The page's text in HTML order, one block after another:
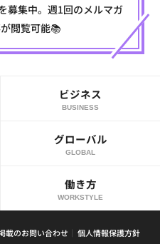
募集中。週1回のメルマガ
閲覧可能📚
ビジネス
BUSINESS
グローバル
GLOBAL
働き方
WORKSTYLE
載のお問い合わせ
個人情報保護方針